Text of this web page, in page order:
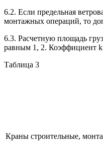
6.2. Если предельная
монтажных операций, то
6.3. Расчетную площадь
равным 1, 2. Коэффициент
Таблица 3
Краны строительные,